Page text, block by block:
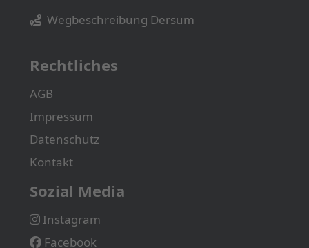
Wegbeschreibung Dersum
Rechtliches
AGB
Impressum
Datenschutz
Kontakt
Sozial Media
Instagram
Facebook